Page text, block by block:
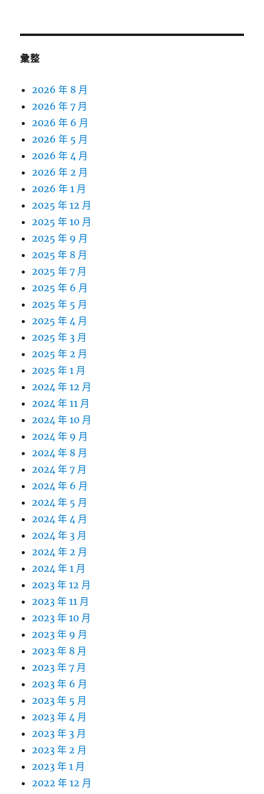
彙整
2026 年 8 月
2026 年 7 月
2026 年 6 月
2026 年 5 月
2026 年 4 月
2026 年 2 月
2026 年 1 月
2025 年 12 月
2025 年 10 月
2025 年 9 月
2025 年 8 月
2025 年 7 月
2025 年 6 月
2025 年 5 月
2025 年 4 月
2025 年 3 月
2025 年 2 月
2025 年 1 月
2024 年 12 月
2024 年 11 月
2024 年 10 月
2024 年 9 月
2024 年 8 月
2024 年 7 月
2024 年 6 月
2024 年 5 月
2024 年 4 月
2024 年 3 月
2024 年 2 月
2024 年 1 月
2023 年 12 月
2023 年 11 月
2023 年 10 月
2023 年 9 月
2023 年 8 月
2023 年 7 月
2023 年 6 月
2023 年 5 月
2023 年 4 月
2023 年 3 月
2023 年 2 月
2023 年 1 月
2022 年 12 月